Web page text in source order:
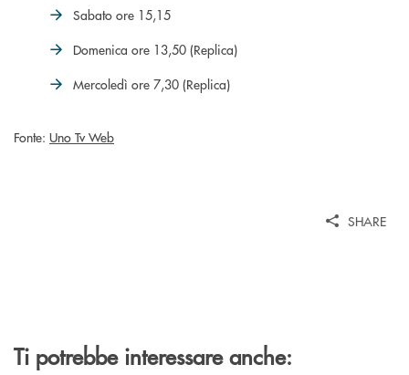
Sabato ore 15,15
Domenica ore 13,50 (Replica)
Mercoledì ore 7,30 (Replica)
Fonte: Uno Tv Web
SHARE
Ti potrebbe interessare anche: